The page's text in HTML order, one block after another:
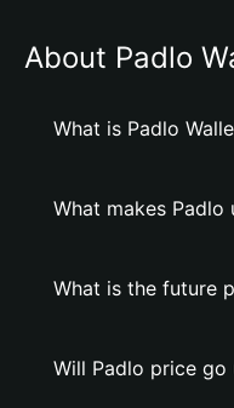
About Padlo
What is Padlo
What makes Padlo
What is the future
Will Padlo price go